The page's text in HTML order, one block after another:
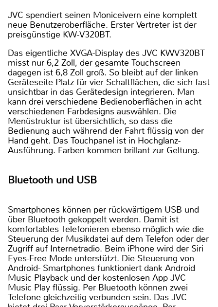
JVC spendiert seinen Moniceivern eine komplett
neue Benutzeroberfläche. Erster Vertreter ist der
preisgünstige KW-V320BT.
Das eigentliche XVGA-Display des JVC KWV320BT
misst nur 6,2 Zoll, der gesamte Touchscreen
dagegen ist 6,8 Zoll groß. So bleibt auf der linken
Geräteseite Platz für vier Schaltflächen, die sich fast
unsichtbar in das Gerätedesign integrieren. Man
kann drei verschiedene Bedienoberflächen in acht
verschiedenen Farbdesigns auswählen. Die
Menüstruktur ist übersichtlich, so dass die
Bedienung auch während der Fahrt flüssig von der
Hand geht. Das Touchpanel ist in Hochglanz-
Ausführung. Farben kommen brillant zur Geltung.
Bluetooth und USB
Smartphones können per rückwärtigem USB und
über Bluetooth gekoppelt werden. Damit ist
komfortables Telefonieren ebenso möglich wie die
Steuerung der Musikdatei auf dem Telefon oder der
Zugriff auf Internetradio. Beim iPhone wird der Siri
Eyes-Free Mode unterstützt. Die Steuerung von
Android- Smartphones funktioniert dank Android
Music Playback und der kostenlosen App JVC
Music Play flüssig. Per Bluetooth können zwei
Telefone gleichzeitig verbunden sein. Das JVC